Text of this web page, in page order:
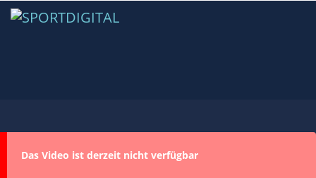
Das Video ist derzeit nicht verfügbar